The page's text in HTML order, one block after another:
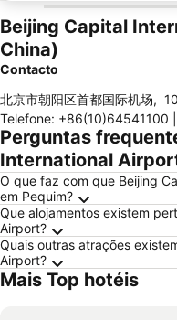
Beijing Capital
China)
Contacto
北京市朝阳区首都国际机场,
Telefone: +86(10)64541100
Perguntas
International
O que faz com que Beijing
em Pequim?
Que alojamentos existem
Airport?
Quais outras atrações
Airport?
Mais Top hotéis